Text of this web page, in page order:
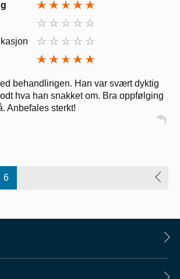
behandlingen. Han var svært dyktig
hva han snakket om. Bra oppfølging
Anbefales sterkt!
6